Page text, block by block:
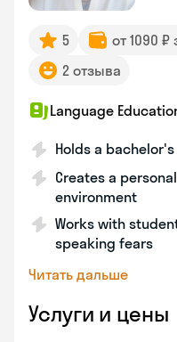
5 от 1090 ₽
2 отзыва
Language
Holds a
Creates a
environment
Works with
speaking fears
Читать дальше
Услуги и цены